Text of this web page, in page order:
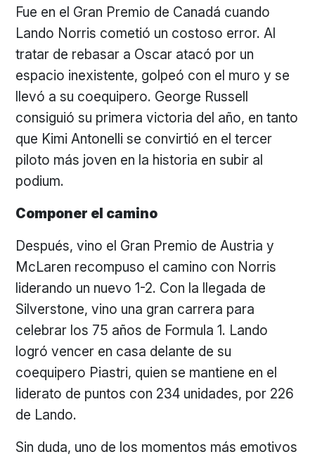
Fue en el Gran Premio de Canadá cuando
Lando Norris cometió un costoso error. Al
tratar de rebasar a Oscar atacó por un
espacio inexistente, golpeó con el muro y se
llevó a su coequipero. George Russell
consiguió su primera victoria del año, en tanto
que Kimi Antonelli se convirtió en el tercer
piloto más joven en la historia en subir al
podium.
Componer el camino
Después, vino el Gran Premio de Austria y
McLaren recompuso el camino con Norris
liderando un nuevo 1-2. Con la llegada de
Silverstone, vino una gran carrera para
celebrar los 75 años de Formula 1. Lando
logró vencer en casa delante de su
coequipero Piastri, quien se mantiene en el
liderato de puntos con 234 unidades, por 226
de Lando.
Sin duda, uno de los momentos más emotivos